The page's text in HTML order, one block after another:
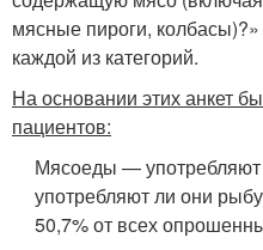
мясные пироги,
каждой из категорий.
На основании этих анкет
пациентов:
Мясоеды —
употребляют ли они
50,7% от всех